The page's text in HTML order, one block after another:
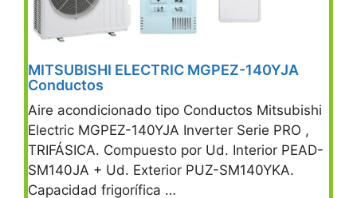
MITSUBISHI ELECTRIC MGPEZ-140YJA
Conductos
Aire acondicionado tipo Conductos Mitsubishi
Electric MGPEZ-140YJA Inverter Serie PRO ,
TRIFÁSICA. Compuesto por Ud. Interior PEAD-
SM140JA + Ud. Exterior PUZ-SM140YKA.
Capacidad frigorífica …